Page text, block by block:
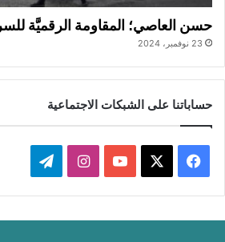
حسن العاصي؛ المقاومة الرقميَّة
23 نوفمبر، 2024
حساباتنا على الشبكات الاجتماعية
فيسبوك ‫YouTubeانستقرامتيلقرام